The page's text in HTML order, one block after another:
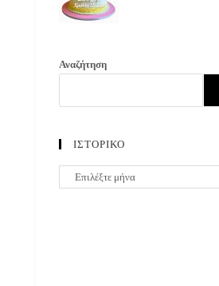
Αναζήτηση
ΙΣΤΟΡΙΚΟ
ΙΣΤΟΡΙΚΟ